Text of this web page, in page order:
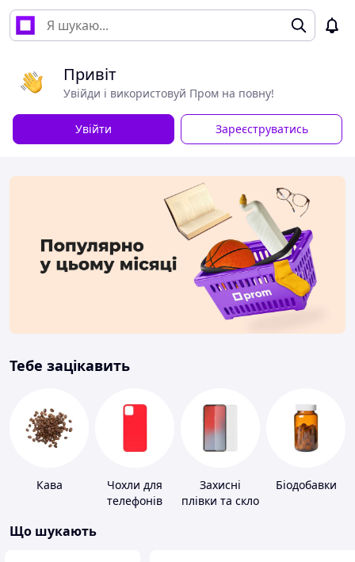
Привіт
Увійди і використовуй Пром на повну!
Увійти Зареєструватись
Тебе зацікавить
Кава
Чохли для
телефонів
Захисні
плівки та скло
Біодобавки
Що шукають